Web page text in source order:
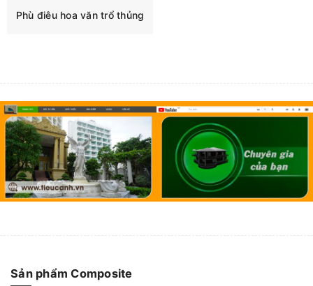
Phù điêu hoa văn trổ thủng
Sản phẩm Composite